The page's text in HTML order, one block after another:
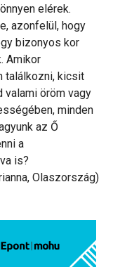
elérek.
azonfelül, hogy
bizonyos kor
Amikor
találkozni, kicsit
valami öröm vagy
minden
az Ő
a
is?
Olaszország)